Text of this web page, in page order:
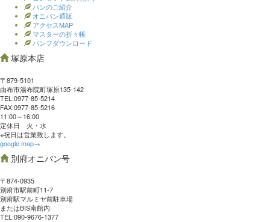
パンのご紹介
オニパン通販
アクセスMAP
マスターの折々帳
パンフダウンロード
塚原本店
〒879-5101
由布市湯布院町塚原135-142
TEL:0977‐85-5214
FAX:0977‐85-5216
11:00～16:00
定休日 火・水
※祝日は営業致します。
google map→
別府オニパン号
〒874-0935
別府市駅前町11-7
別府駅マルミヤ前駐車場
またはBIS南館内
TEL:090-9676-1377